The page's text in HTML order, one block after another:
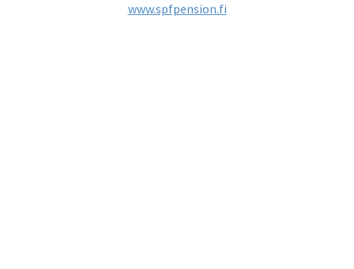
www.spfpension.fi